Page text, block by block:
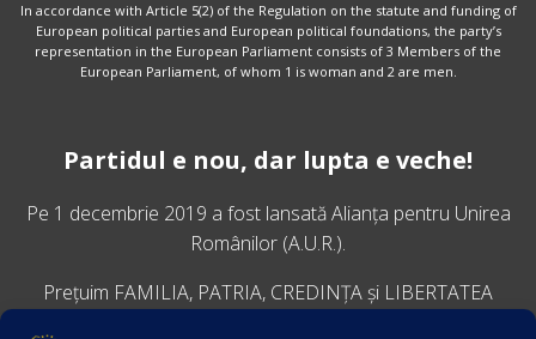
In accordance with Article 5(2) of the Regulation on the statute and funding of
European political parties and European political foundations, the party’s
representation in the European Parliament consists of 3 Members of the
European Parliament, of whom 1 is woman and 2 are men.
Partidul e nou, dar lupta e veche!
Pe 1 decembrie 2019 a fost lansatăAlianța pentru Unirea
Românilor (A.U.R.).
Prețuim FAMILIA, PATRIA, CREDINȚA și LIBERTATEA